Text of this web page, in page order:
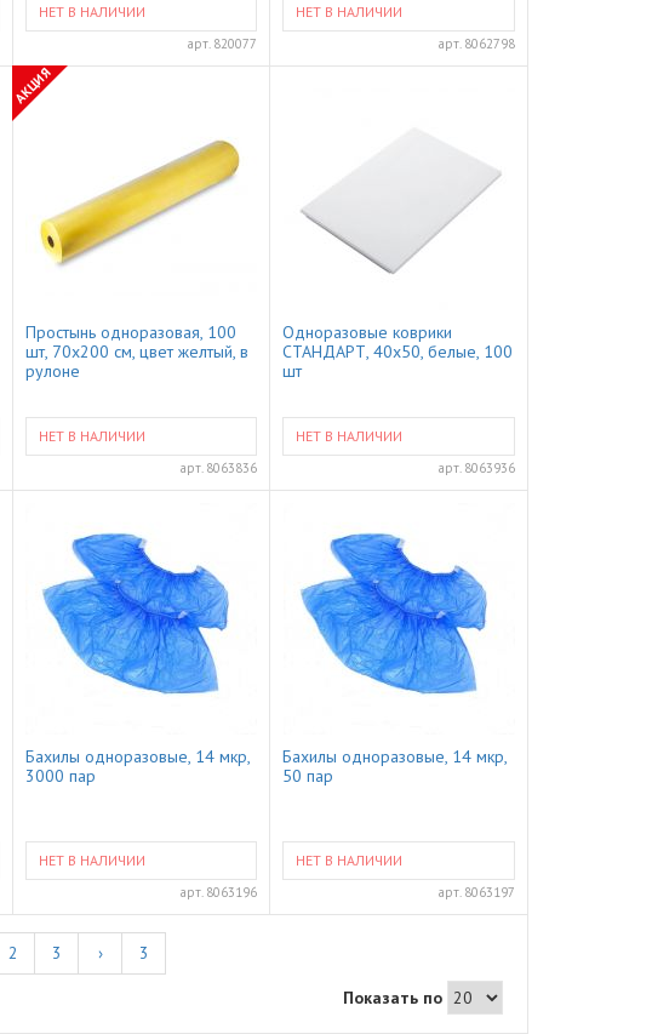
НЕТ В НАЛИЧИИ
арт. 820077
НЕТ В НАЛИЧИИ
арт. 8062798
АКЦИЯ
Простынь одноразовая, 100
шт, 70x200 см, цвет желтый, в
рулоне
НЕТ В НАЛИЧИИ
арт. 8063836
Одноразовые коврики
СТАНДАРТ, 40x50, белые, 100
шт
НЕТ В НАЛИЧИИ
арт. 8063936
Бахилы одноразовые, 14 мкр,
3000 пар
НЕТ В НАЛИЧИИ
арт. 8063196
Бахилы одноразовые, 14 мкр,
50 пар
НЕТ В НАЛИЧИИ
арт. 8063197
2 3 › 3
Показать по